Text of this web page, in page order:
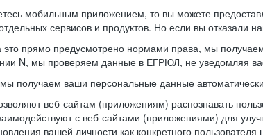
мобильным приложением, то вы можете
сервисов и продуктов. Но если вы отказали
это прямо предусмотрено нормами права, мы
N, мы проверяем данные в ЕГРЮЛ, не уведомляя
получаем ваши персональные данные
веб-сайтам (приложениям) распознавать
с веб-сайтами (приложениями) для
вашей личности как конкретного пользователя